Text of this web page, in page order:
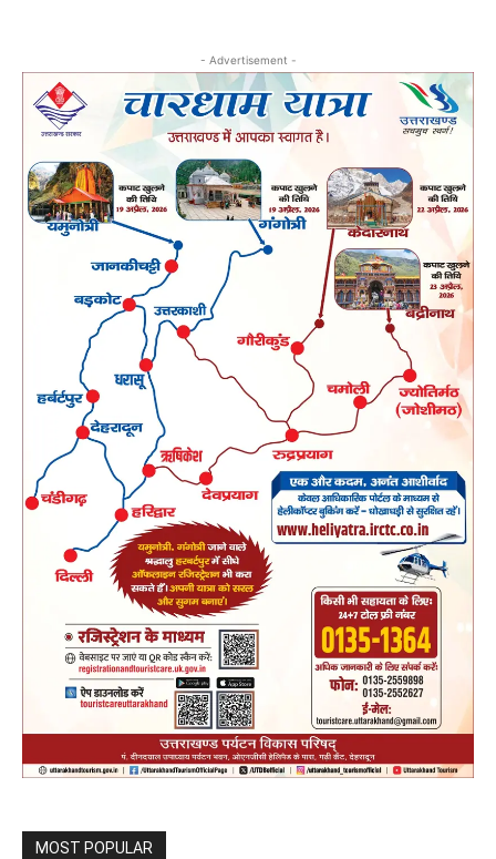
- Advertisement -
MOST POPULAR